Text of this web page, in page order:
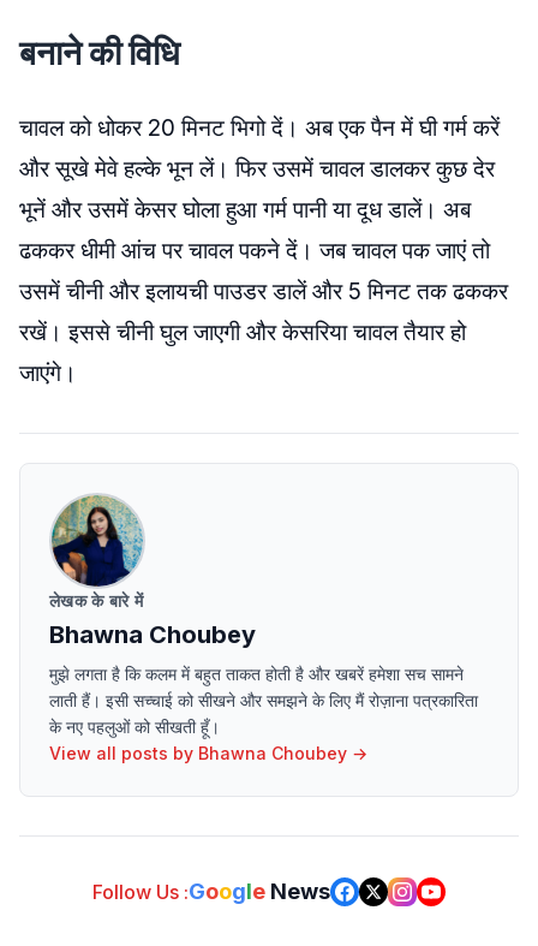
बनाने की विधि
चावल को धोकर 20 मिनट भिगो दें। अब एक पैन में घी गर्म करें
और सूखे मेवे हल्के भून लें। फिर उसमें चावल डालकर कुछ देर
भूनें और उसमें केसर घोला हुआ गर्म पानी या दूध डालें। अब
ढककर धीमी आंच पर चावल पकने दें। जब चावल पक जाएं तो
उसमें चीनी और इलायची पाउडर डालें और 5 मिनट तक ढककर
रखें। इससे चीनी घुल जाएगी और केसरिया चावल तैयार हो
जाएंगे।
लेखक के बारे में
Bhawna Choubey
मुझे लगता है कि कलम में बहुत ताकत होती है और खबरें हमेशा सच सामने
लाती हैं। इसी सच्चाई को सीखने और समझने के लिए मैं रोज़ाना पत्रकारिता
के नए पहलुओं को सीखती हूँ।
View all posts by Bhawna Choubey →
Follow Us :Google News